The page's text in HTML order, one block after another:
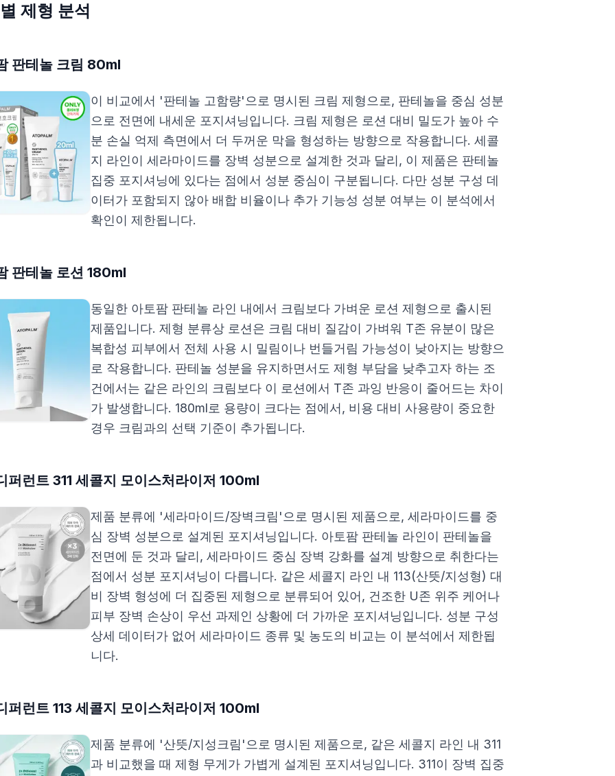
제형 분석
판테놀 크림 80ml
이 비교에서 '판테놀 고함량'으로 명시된 크림 제형으로, 판테놀을 중심 성분
으로 전면에 내세운 포지셔닝입니다. 크림 제형은 로션 대비 밀도가 높아 수
분 손실 억제 측면에서 더 두꺼운 막을 형성하는 방향으로 작용합니다. 세콜
지 라인이 세라마이드를 장벽 성분으로 설계한 것과 달리, 이 제품은 판테놀
집중 포지셔닝에 있다는 점에서 성분 중심이 구분됩니다. 다만 성분 구성 데
이터가 포함되지 않아 배합 비율이나 추가 기능성 성분 여부는 이 분석에서
확인이 제한됩니다.
판테놀 로션 180ml
동일한 아토팜 판테놀 라인 내에서 크림보다 가벼운 로션 제형으로 출시된
제품입니다. 제형 분류상 로션은 크림 대비 질감이 가벼워 T존 유분이 많은
복합성 피부에서 전체 사용 시 밀림이나 번들거림 가능성이 낮아지는 방향으
로 작용합니다. 판테놀 성분을 유지하면서도 제형 부담을 낮추고자 하는 조
건에서는 같은 라인의 크림보다 이 로션에서 T존 과잉 반응이 줄어드는 차이
가 발생합니다. 180ml로 용량이 크다는 점에서, 비용 대비 사용량이 중요한
경우 크림과의 선택 기준이 추가됩니다.
퍼런트 311 세콜지 모이스처라이저 100ml
제품 분류에 '세라마이드/장벽크림'으로 명시된 제품으로, 세라마이드를 중
심 장벽 성분으로 설계된 포지셔닝입니다. 아토팜 판테놀 라인이 판테놀을
전면에 둔 것과 달리, 세라마이드 중심 장벽 강화를 설계 방향으로 취한다는
점에서 성분 포지셔닝이 다릅니다. 같은 세콜지 라인 내 113(산뜻/지성형) 대
비 장벽 형성에 더 집중된 제형으로 분류되어 있어, 건조한 U존 위주 케어나
피부 장벽 손상이 우선 과제인 상황에 더 가까운 포지셔닝입니다. 성분 구성
상세 데이터가 없어 세라마이드 종류 및 농도의 비교는 이 분석에서 제한됩
니다.
퍼런트 113 세콜지 모이스처라이저 100ml
제품 분류에 '산뜻/지성크림'으로 명시된 제품으로, 같은 세콜지 라인 내 311
과 비교했을 때 제형 무게가 가볍게 설계된 포지셔닝입니다. 311이 장벽 집중